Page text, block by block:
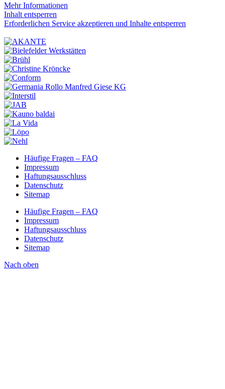
Mehr Informationen
Inhalt entsperren
Erforderlichen Service akzeptieren und Inhalte entsperren
Häufige Fragen – FAQ
Impressum
Haftungsausschluss
Datenschutz
Sitemap
Häufige Fragen – FAQ
Impressum
Haftungsausschluss
Datenschutz
Sitemap
Nach oben